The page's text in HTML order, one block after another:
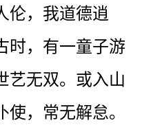
伦，我道德逍
时，有一童子游
艺无双。或入山
，常无解怠。